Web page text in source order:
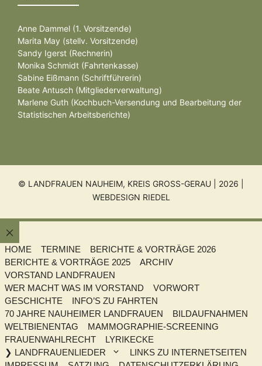
Anne Dammel (1. Vorsitzende)
Marita May (stellv. Vorsitzende)
Sandy Igerst (Rechnerin)
Monika Schmidt (Fahrtenkasse)
Sabine Eißmann (Schriftführerin)
Beate Antusch (Mitgliederverwaltung)
Marlene Guth (Kochbuch-Versendung und Bearbeitung der
Statistischen Arbeitsberichte)
© LANDFRAUEN NAUHEIM, KREIS GROSS-GERAU | 2026 |
WEBDESIGN RIEDEL
Schließen
HOME
TERMINE
BERICHTE & VORTRÄGE 2026
BERICHTE & VORTRÄGE 2025
ARCHIV
VORSTAND LANDFRAUEN
WER MACHT WAS IM VORSTAND
VORWORT
GESCHICHTE
INFO’S ZU FAHRTEN
70 JAHRE NAUHEIMER LANDFRAUEN
BILDAUFNAHMEN
WELTBIENENTAG
MAMMOGRAPHIE-SCREENING
FRAUENWAHLRECHT
LYRIKECKE
❯ LANDFRAUENLIEDER
LINKS ZU INTERNETSEITEN